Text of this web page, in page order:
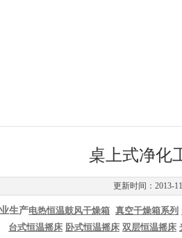
桌上式净化
更新时间：2013-
生产电热恒温鼓风干燥箱 真空干燥箱系列
台式恒温摇床 卧式恒温摇床 双层恒温摇床